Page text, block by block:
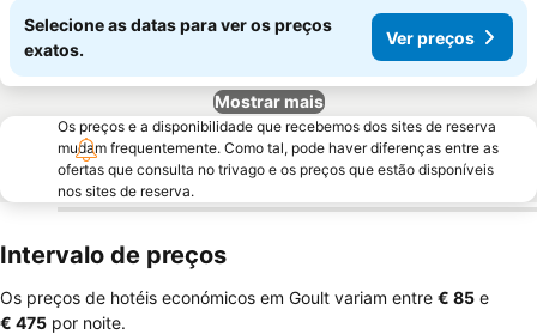
Selecione as datas para ver os preços
exatos.
Ver preços
Mostrar mais
Os preços e a disponibilidade que recebemos dos sites de reserva
mudam frequentemente. Como tal, pode haver diferenças entre as
ofertas que consulta no trivago e os preços que estão disponíveis
nos sites de reserva.
Intervalo de preços
Os preços de hotéis económicos em Goult variam entre ‎€ 85 e
‎€ 475 por noite.